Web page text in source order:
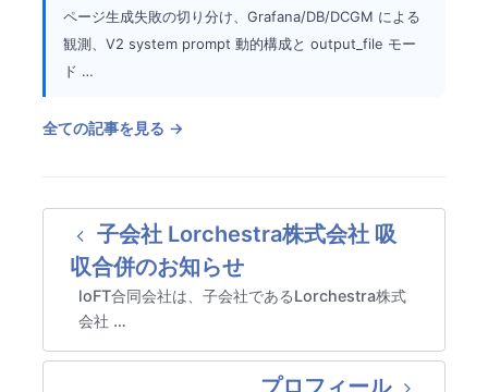
ページ生成失敗の切り分け、Grafana/DB/DCGM による
観測、V2 system prompt 動的構成と output_file モー
ド …
全ての記事を見る →
子会社 Lorchestra株式会社 吸
収合併のお知らせ
loFT合同会社は、子会社であるLorchestra株式
会社 …